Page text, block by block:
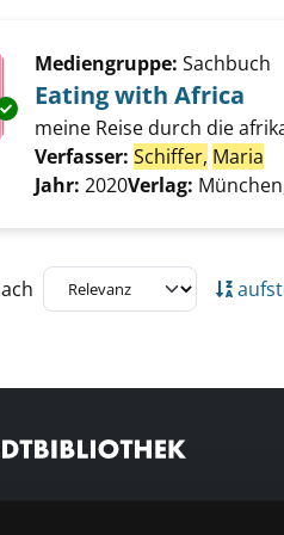
Exemplar-Details von Eating
Mediengruppe: Sachbuch
Eating with Africa
meine Reise durch die
Verfasser: Schiffer, Maria
Jahr: 2020Verlag:
springen